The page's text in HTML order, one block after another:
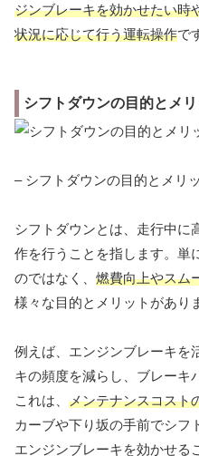
ジンブレーキを効かせたい時
状況に応じて行う運転操作で
シフトダウンの目的とメリ
– シフトダウンの目的とメリ
シフトダウンとは、走行中に
作を行うことを指します。単
のではなく、 燃費向上やスム
様々な目的とメリットがあり
例えば、エンジンブレーキを
キの頻度を減らし、ブレーキ
これは、 メンテナンスコスト
カーブや下り坂の手前でシフ
エンジンブレーキを効かせる